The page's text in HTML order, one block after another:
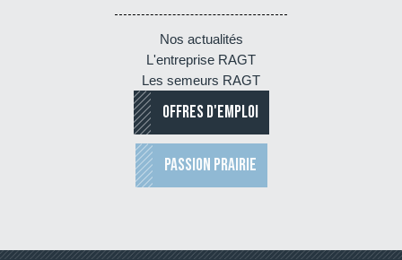
Nos actualités
L'entreprise RAGT
Les semeurs RAGT
OFFRES D'EMPLOI
PASSION PRAIRIE